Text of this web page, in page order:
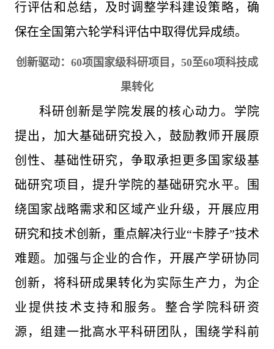
行评估和总结，及时调整学科建设策略，确
保在全国第六轮学科评估中取得优异成绩。
创新驱动：60项国家级科研项目，50至60项科技成
果转化
科研创新是学院发展的核心动力。学院
提出，加大基础研究投入，鼓励教师开展原
创性、基础性研究，争取承担更多国家级基
础研究项目，提升学院的基础研究水平。围
绕国家战略需求和区域产业升级，开展应用
研究和技术创新，重点解决行业“卡脖子”技术
难题。加强与企业的合作，开展产学研协同
创新，将科研成果转化为实际生产力，为企
业提供技术支持和服务。整合学院科研资
源，组建一批高水平科研团队，围绕学科前